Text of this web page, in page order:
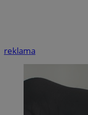
reklama